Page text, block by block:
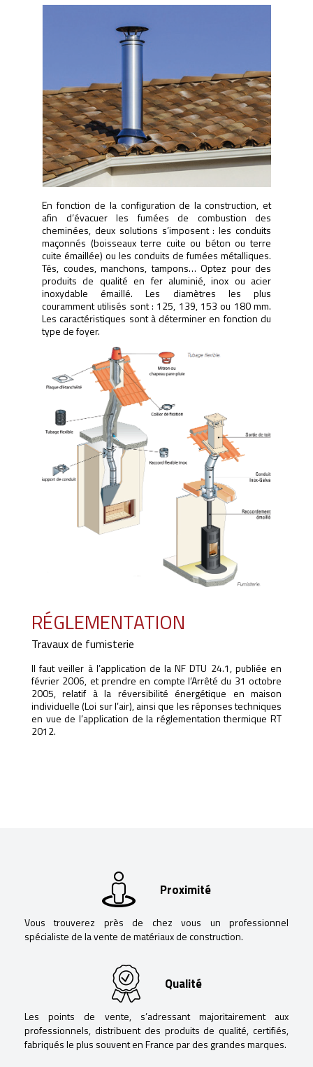
En fonction de la configuration de la construction, et
afin d’évacuer les fumées de combustion des
cheminées, deux solutions s’imposent : les conduits
maçonnés (boisseaux terre cuite ou béton ou terre
cuite émaillée) ou les conduits de fumées métalliques.
Tés, coudes, manchons, tampons… Optez pour des
produits de qualité en fer aluminié, inox ou acier
inoxydable émaillé. Les diamètres les plus
couramment utilisés sont : 125, 139, 153 ou 180 mm.
Les caractéristiques sont à déterminer en fonction du
type de foyer.
RÉGLEMENTATION
Travaux de fumisterie
Il faut veiller à l’application de la NF DTU 24.1, publiée en
février 2006, et prendre en compte l’Arrêté du 31 octobre
2005, relatif à la réversibilité énergétique en maison
individuelle (Loi sur l’air), ainsi que les réponses techniques
en vue de l’application de la réglementation thermique RT
2012.
Proximité
Vous trouverez près de chez vous un professionnel
spécialiste de la vente de matériaux de construction.
Qualité
Les points de vente, s’adressant majoritairement aux
professionnels, distribuent des produits de qualité, certifiés,
fabriqués le plus souvent en France par des grandes marques.